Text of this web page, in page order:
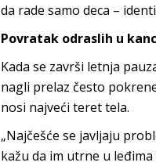
da rade samo deca –
Povratak odraslih u
Kada se završi letnja
nagli prelaz često
nosi najveći teret tela.
„Najčešće se javljaju
kažu da im utrne u